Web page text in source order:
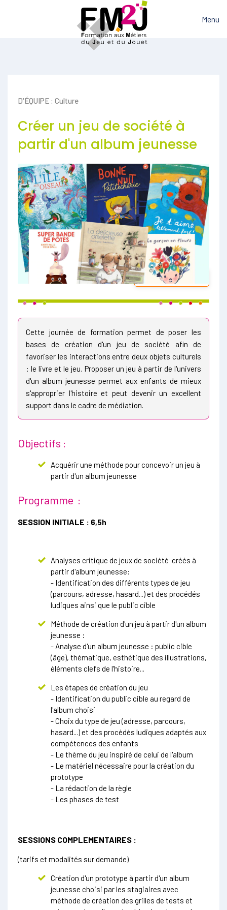
Menu
D'ÉQUIPE : Culture
Créer un jeu de société à
partir d'un album jeunesse
NOUVEAUTÉ !
Cette journée de formation permet de poser les
bases de création d'un jeu de société afin de
favoriser les interactions entre deux objets culturels
: le livre et le jeu. Proposer un jeu à partir de l'univers
d'un album jeunesse permet aux enfants de mieux
s'approprier l'histoire et peut devenir un excellent
support dans le cadre de médiation.
Objectifs :
Acquérir une méthode pour concevoir un jeu à
partir d'un album jeunesse
Programme :
SESSION INITIALE : 6,5h
Analyses critique de jeux de société créés à
partir d'album jeunesse:
- Identification des différents types de jeu
(parcours, adresse, hasard...) et des procédés
ludiques ainsi que le public cible
Méthode de création d'un jeu à partir d'un album
jeunesse :
- Analyse d'un album jeunesse : public cible
(âge), thématique, esthétique des illustrations,
éléments clefs de l'histoire...
Les étapes de création du jeu
- Identification du public cible au regard de
l'album choisi
- Choix du type de jeu (adresse, parcours,
hasard...) et des procédés ludiques adaptés aux
compétences des enfants
- Le thème du jeu inspiré de celui de l'album
- Le matériel nécessaire pour la création du
prototype
- La rédaction de la règle
- Les phases de test
SESSIONS COMPLEMENTAIRES :
(tarifs et modalités sur demande)
Création d'un prototype à partir d'un album
jeunesse choisi par les stagiaires avec
méthode de création des grilles de tests et